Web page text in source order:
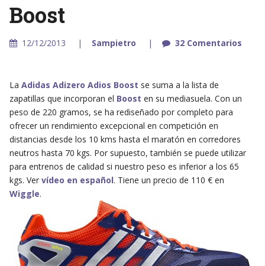
Boost
12/12/2013 Sampietro 32 Comentarios
La Adidas Adizero Adios Boost se suma a la lista de
zapatillas que incorporan el Boost en su mediasuela. Con un
peso de 220 gramos, se ha rediseñado por completo para
ofrecer un rendimiento excepcional en competición en
distancias desde los 10 kms hasta el maratón en corredores
neutros hasta 70 kgs. Por supuesto, también se puede utilizar
para entrenos de calidad si nuestro peso es inferior a los 65
kgs. Ver vídeo en español. Tiene un precio de 110 € en
Wiggle.